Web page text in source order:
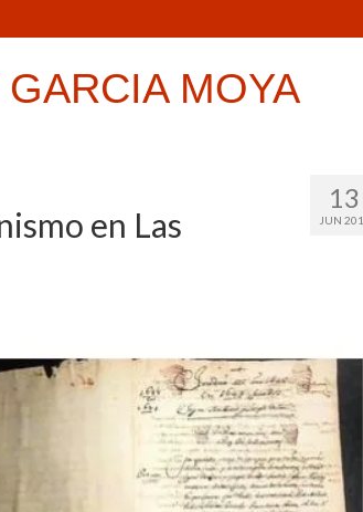
MOYA
13
JUN
en Las